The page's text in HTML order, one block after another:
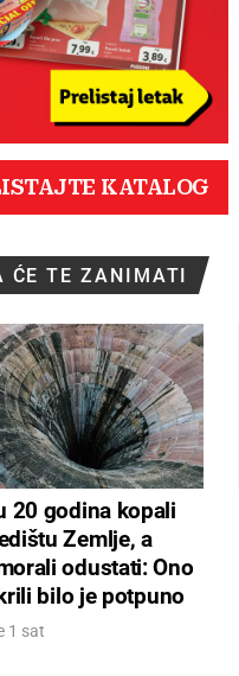
ĆE TE ZANIMATI
20 godina kopali
Zemlje, a
odustati: Ono
bilo je potpuno
1 sat